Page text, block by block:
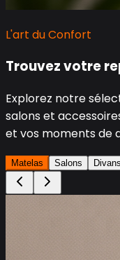
L'art du Confort
Trouvez votre
Explorez notre
salons et
et vos moments de
Matelas Salons Divans